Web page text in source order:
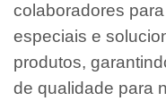
colaboradores
especiais e
produtos,
de qualidade para